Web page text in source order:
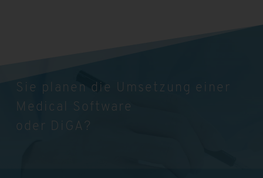
Sie planen die Umsetzung einer
Medical Software
oder DiGA?